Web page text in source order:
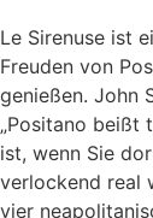
Le Sirenuse ist
Freuden von
genießen. John
„Positano beißt
ist, wenn Sie
verlockend real
vier